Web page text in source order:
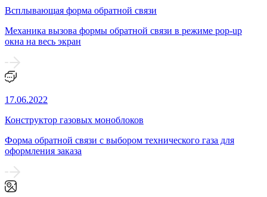
Всплывающая форма обратной связи
Механика вызова формы обратной связи в режиме pop-up
окна на весь экран
17.06.2022
Конструктор газовых моноблоков
Форма обратной связи с выбором технического газа для
оформления заказа